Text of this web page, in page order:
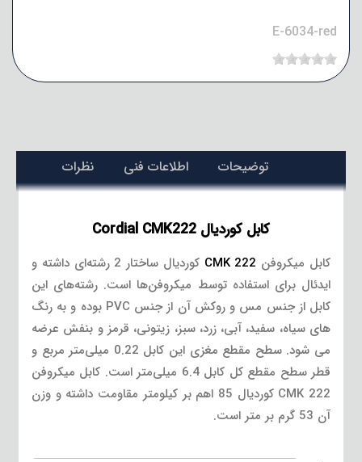
E-6034-red
توضیحات اطلاعات فنی نظرات
کابل کوردیال Cordial CMK222
کابل میکروفن CMK 222
کوردیال ساختار 2 رشته‌ای داشته و
ایدئال برای استفاده توسط میکروفن‌ها است. رشته‌های این
کابل از جنس مس و روکش آن از جنس PVC بوده و به رنگ
های سیاه، سفید، آبی، زرد، سبز، زیتونی، قرمز و بنفش عرضه
می شود. سطح مقطع مغزی این کابل 0.22 میلی‌متر مربع و
قطر سطح مقطع کل کابل 6.4 میلی‌متر است. کابل میکروفن
CMK 222 کوردیال 85 اهم بر کیلومتر مقاومت داشته و وزن
آن 53 گرم بر متر است.